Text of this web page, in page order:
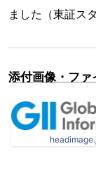
ました（東証ス
添付画像・ファ